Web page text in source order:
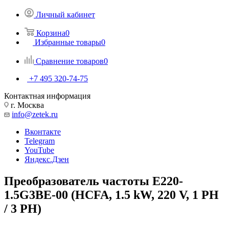
Личный кабинет
Корзина0
Избранные товары0
Сравнение товаров0
+7 495 320-74-75
Контактная информация
г. Москва
info@zetek.ru
Вконтакте
Telegram
YouTube
Яндекс.Дзен
Преобразователь частоты E220-
1.5G3BE-00 (HCFA, 1.5 kW, 220 V, 1 PH
/ 3 PH)